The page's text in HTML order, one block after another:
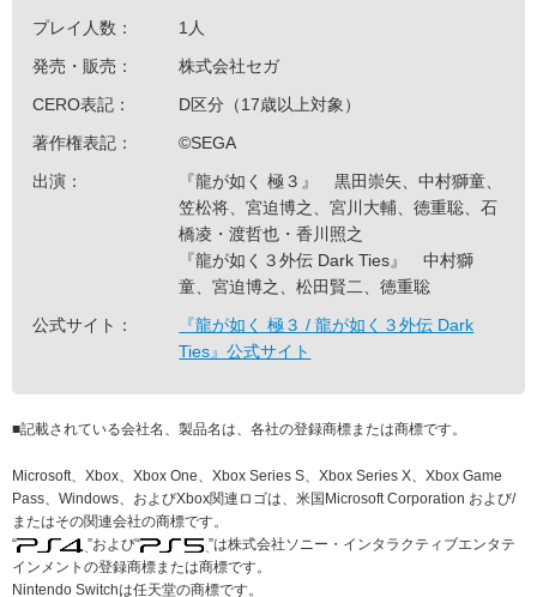
プレイ人数：
1人
発売・販売：
株式会社セガ
CERO表記：
D区分（17歳以上対象）
著作権表記：
©SEGA
出演：
『龍が如く 極３』 黒田崇矢、中村獅童、
笠松将、宮迫博之、宮川大輔、徳重聡、石
橋凌・渡哲也・香川照之
『龍が如く３外伝 Dark Ties』 中村獅
童、宮迫博之、松田賢二、徳重聡
公式サイト：
『龍が如く 極３ / 龍が如く３外伝 Dark
Ties』公式サイト
■記載されている会社名、製品名は、各社の登録商標または商標です。
Microsoft、Xbox、Xbox One、Xbox Series S、Xbox Series X、Xbox Game
Pass、Windows、およびXbox関連ロゴは、米国Microsoft Corporation および/
またはその関連会社の商標です。
“
”および“
”は株式会社ソニー・インタラクティブエンタテ
インメントの登録商標または商標です。
Nintendo Switchは任天堂の商標です。